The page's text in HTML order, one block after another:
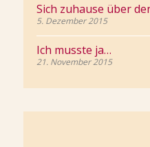
Sich zuhause über
5. Dezember 2015
Ich musste ja…
21. November 2015